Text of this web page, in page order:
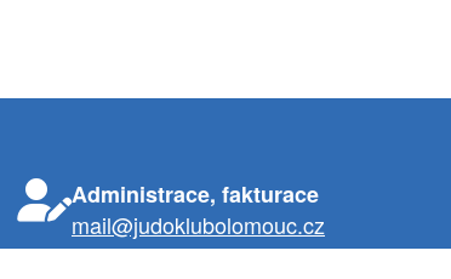
Administrace, fakturace
mail@judoklubolomouc.cz